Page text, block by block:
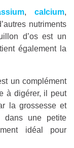
,calcium,
nutriments
d’os est un
également la
un complément
à digérer, il peut
la grossesse et
dans une petite
idéal pour